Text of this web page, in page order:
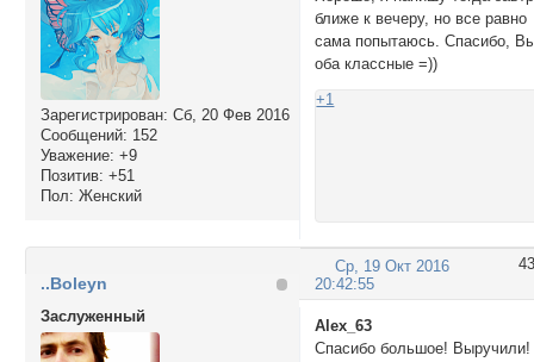
Зарегистрирован: Сб, 20 Фев 2016
Сообщений: 152
Уважение: +9
Позитив: +51
Пол: Женский
ближе к вечеру, но все равно
сама попытаюсь. Спасибо,
оба классные =))
+1
43
Ср, 19 Окт 2016
20:42:55
..Boleyn
Заслуженный
Alex_63
Спасибо большое! Выручили!